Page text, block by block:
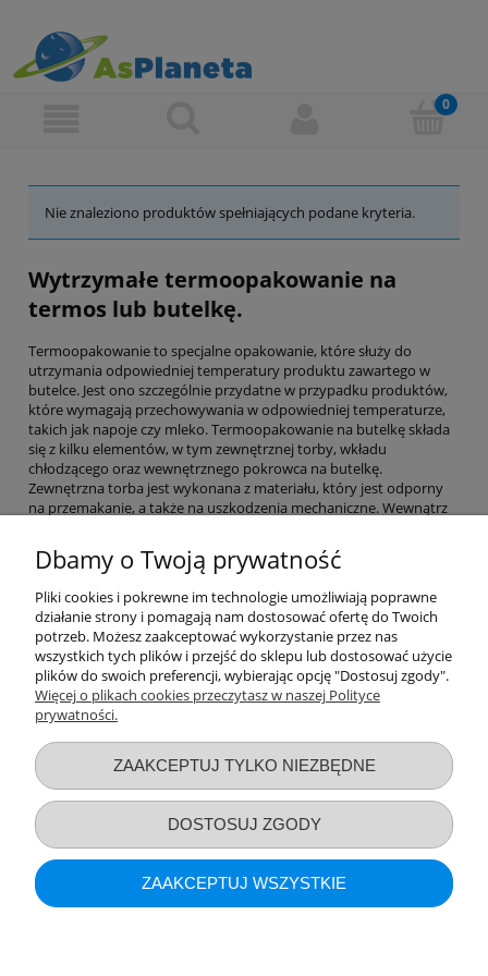
Nie znaleziono produktów spełniających podane kryteria.
Wytrzymałe termoopakowanie na
termos lub butelkę.
Termoopakowanie to specjalne opakowanie, które służy do
utrzymania odpowiedniej temperatury produktu zawartego w
butelce. Jest ono szczególnie przydatne w przypadku produktów,
które wymagają przechowywania w odpowiedniej temperaturze,
takich jak napoje czy mleko. Termoopakowanie na butelkę składa
się z kilku elementów, w tym zewnętrznej torby, wkładu
chłodzącego oraz wewnętrznego pokrowca na butelkę.
Zewnętrzna torba jest wykonana z materiału, który jest odporny
na przemakanie, a także na uszkodzenia mechaniczne. Wewnątrz
różnych materiałów, takich jak pianka, żel lub specjalna substancja
chłodząca. Wkład chłodzący utrzymuje odpowiednią temperaturę
bardzo przydatne, w przypadku gdy produkt musi być
transportowany w trudnych warunkach, takich jak wysokie
temperatury lub wilgoć. Dzięki niemu produkt pozostaje w
odpowiedniej temperaturze przez długi czas, co zwiększa jego
trwałość i bezpieczeństwo.
Informacje o sklepie
Dbamy o Twoją prywatność
Pliki cookies i pokrewne im technologie umożliwiają poprawne
działanie strony i pomagają nam dostosować ofertę do Twoich
potrzeb. Możesz zaakceptować wykorzystanie przez nas
wszystkich tych plików i przejść do sklepu lub dostosować użycie
plików do swoich preferencji, wybierając opcję "Dostosuj zgody".
Więcej o plikach cookies przeczytasz w naszej Polityce
prywatności.
ZAAKCEPTUJ TYLKO NIEZBĘDNE
DOSTOSUJ ZGODY
ZAAKCEPTUJ WSZYSTKIE